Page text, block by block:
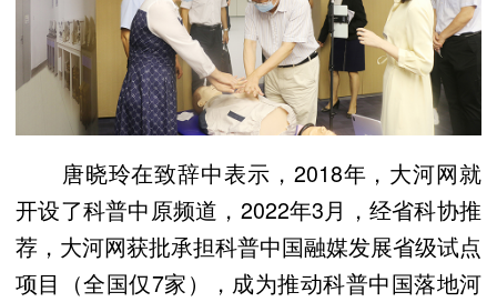
唐晓玲在致辞中表示，2018年，大河网就
开设了科普中原频道，2022年3月，经省科协推
荐，大河网获批承担科普中国融媒发展省级试点
项目（全国仅7家），成为推动科普中国落地河